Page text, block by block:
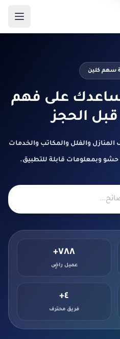
سهم كلين
على فهم
الحجز
والفلل والمكاتب والخدمات
وبمعلومات قابلة للتطبيق.
٧٨٨+
عميل راضٍ
٤+
فريق محترف